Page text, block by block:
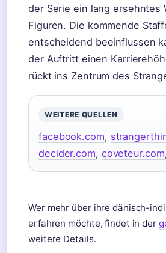
der Serie ein lang
Figuren. Die kommende
entscheidend beeinflussen
der Auftritt einen
rückt ins Zentrum des
WEITERE QUELLEN
facebook.com,
decider.com, coveteur.com
Wer mehr über ihre dänisch-
erfahren möchte, findet in der
weitere Details.